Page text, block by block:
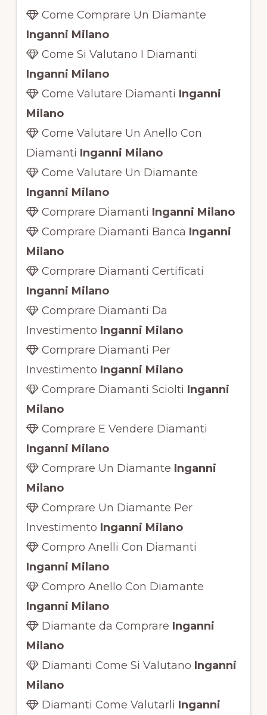
Come Comprare Un Diamante
Inganni Milano
Come Si Valutano I Diamanti
Inganni Milano
Come Valutare Diamanti Inganni
Milano
Come Valutare Un Anello Con
Diamanti Inganni Milano
Come Valutare Un Diamante
Inganni Milano
Comprare Diamanti Inganni Milano
Comprare Diamanti Banca Inganni
Milano
Comprare Diamanti Certificati
Inganni Milano
Comprare Diamanti Da
Investimento Inganni Milano
Comprare Diamanti Per
Investimento Inganni Milano
Comprare Diamanti Sciolti Inganni
Milano
Comprare E Vendere Diamanti
Inganni Milano
Comprare Un Diamante Inganni
Milano
Comprare Un Diamante Per
Investimento Inganni Milano
Compro Anelli Con Diamanti
Inganni Milano
Compro Anello Con Diamante
Inganni Milano
Diamante da Comprare Inganni
Milano
Diamanti Come Si Valutano Inganni
Milano
Diamanti Come Valutarli Inganni